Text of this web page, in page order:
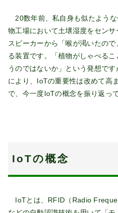
20数年前、私自身も似たよう
物工場において土壌湿度をセン
スピーカーから「喉が渇いたの
る装置です。「植物がしゃべる
うのではないか」という発想で
により、IoTの重要性は改めて高
で、今一度IoTの概念を振り返っ
IoTの概念
IoTとは、RFID（Radio